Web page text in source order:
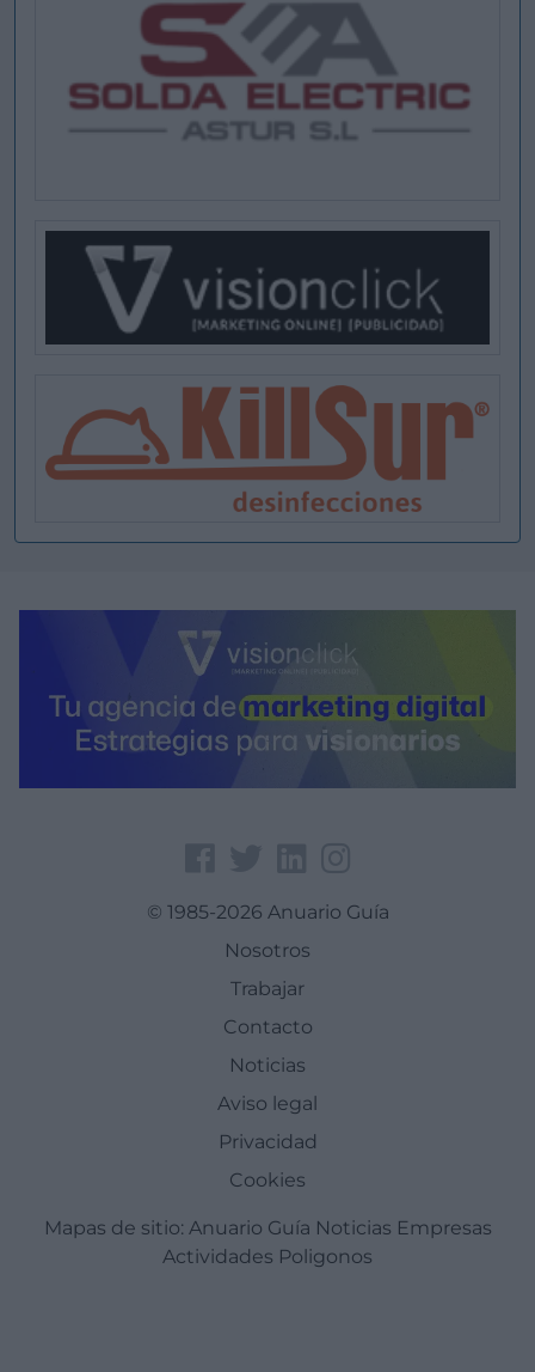
© 1985-2026 Anuario Guía
Nosotros
Trabajar
Contacto
Noticias
Aviso legal
Privacidad
Cookies
Mapas de sitio: Anuario Guía Noticias Empresas
Actividades Poligonos